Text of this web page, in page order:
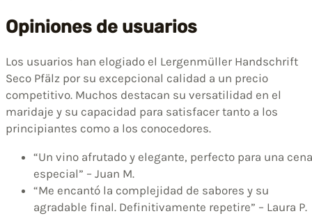
Opiniones de usuarios
Los usuarios han elogiado el Lergenmüller Handschrift
Seco Pfälz por su excepcional calidad a un precio
competitivo. Muchos destacan su versatilidad en el
maridaje y su capacidad para satisfacer tanto a los
principiantes como a los conocedores.
“Un vino afrutado y elegante, perfecto para una cena
especial” – Juan M.
“Me encantó la complejidad de sabores y su
agradable final. Definitivamente repetire” – Laura P.